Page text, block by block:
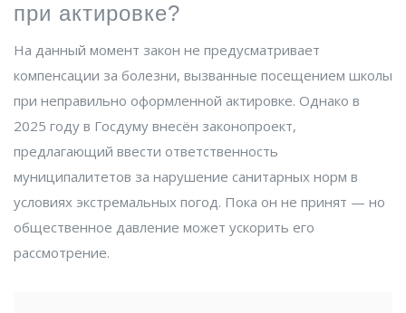
при актировке?
На данный момент закон не предусматривает
компенсации за болезни, вызванные посещением школы
при неправильно оформленной актировке. Однако в
2025 году в Госдуму внесён законопроект,
предлагающий ввести ответственность
муниципалитетов за нарушение санитарных норм в
условиях экстремальных погод. Пока он не принят — но
общественное давление может ускорить его
рассмотрение.